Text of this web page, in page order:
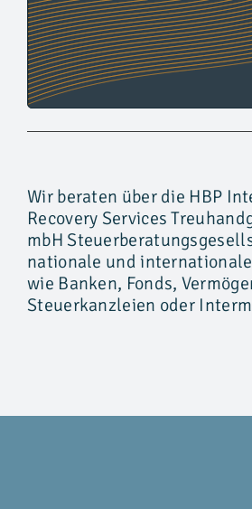
Wir beraten über die HBP
Recovery Services
mbH
nationale und
wie Banken, Fonds,
Steuerkanzleien oder